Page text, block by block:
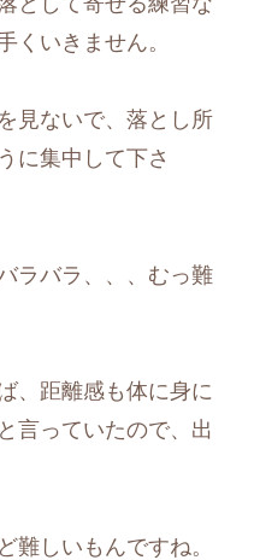
くいきません。
見ないで、落とし所
に集中して下さ
ラバラ、、、むっ難
、距離感も体に身に
言っていたので、出
難しいもんですね。